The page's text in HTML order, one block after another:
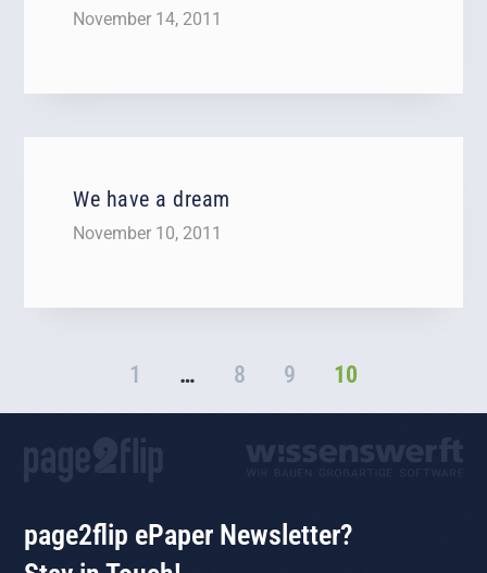
November 14, 2011
We have a dream
November 10, 2011
1 … 8 9 10
page2flip ePaper Newsletter?